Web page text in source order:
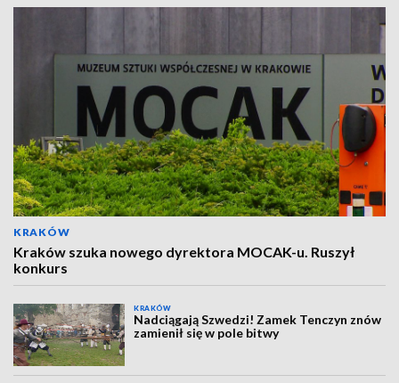
KRAKÓW
Kraków szuka nowego dyrektora MOCAK-u. Ruszył
konkurs
KRAKÓW
Nadciągają Szwedzi! Zamek Tenczyn znów
zamienił się w pole bitwy